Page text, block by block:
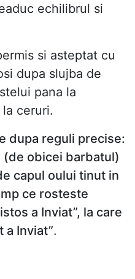
echilibrul si
si asteptat cu
dupa slujba de
pana la
ceruri.
dupa reguli precise:
(de obicei barbatul)
capul oului tinut in
ce rosteste
a Inviat”, la care
a Inviat”.